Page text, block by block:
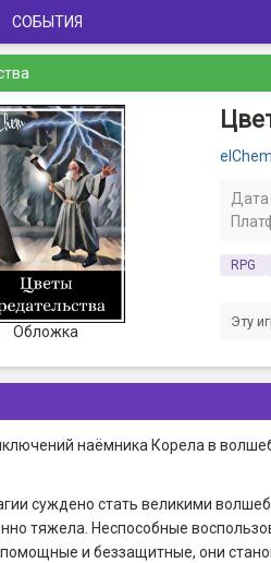
СОБЫТИЯ
Обложка
Дата
RPG
Эту
наёмника Корела в
суждено стать великими
тяжела. Неспособные
и беззащитные, они